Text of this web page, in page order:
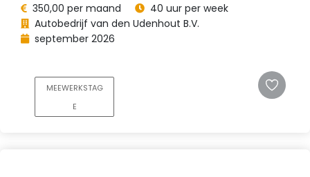
350,00 per maand
40 uur per week
Autobedrijf van den Udenhout B.V.
september 2026
MEEWERKSTAG
E